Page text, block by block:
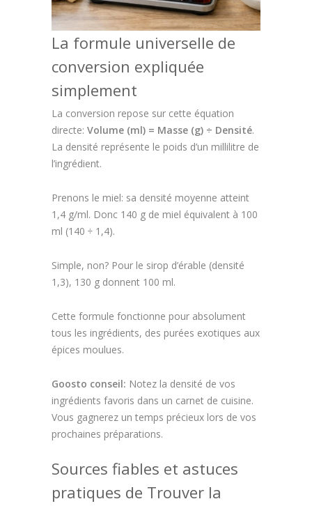
La formule universelle de
conversion expliquée
simplement
La conversion repose sur cette équation
directe: Volume (ml) = Masse (g) ÷ Densité.
La densité représente le poids d’un millilitre de
l’ingrédient.
Prenons le miel: sa densité moyenne atteint
1,4 g/ml. Donc 140 g de miel équivalent à 100
ml (140 ÷ 1,4).
Simple, non? Pour le sirop d’érable (densité
1,3), 130 g donnent 100 ml.
Cette formule fonctionne pour absolument
tous les ingrédients, des purées exotiques aux
épices moulues.
Goosto conseil: Notez la densité de vos
ingrédients favoris dans un carnet de cuisine.
Vous gagnerez un temps précieux lors de vos
prochaines préparations.
Sources fiables et astuces
pratiques de Trouver la